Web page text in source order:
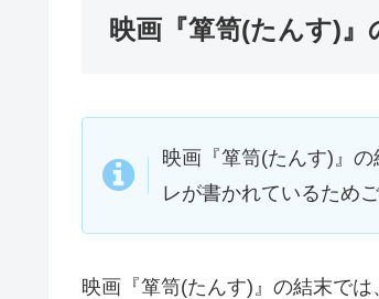
映画『箪笥(たんす)』
映画『箪笥(たんす)』
レが書かれているため
映画『箪笥(たんす)』の結末で